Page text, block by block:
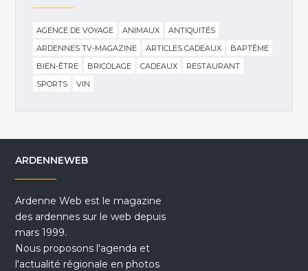
AGENCE DE VOYAGE ANIMAUX
ANTIQUITÉS
ARDENNES TV-MAGAZINE
ARTICLES CADEAUX
BAPTÊME
BIEN-ÊTRE
BRICOLAGE CADEAUX
RESTAURANT
SPORTS
VIN
ARDENNEWEB
Ardenne Web est le magazine
des ardennes sur le web depuis
mars 1999.
Nous proposons l'agenda et
l'actualité régionale en photos